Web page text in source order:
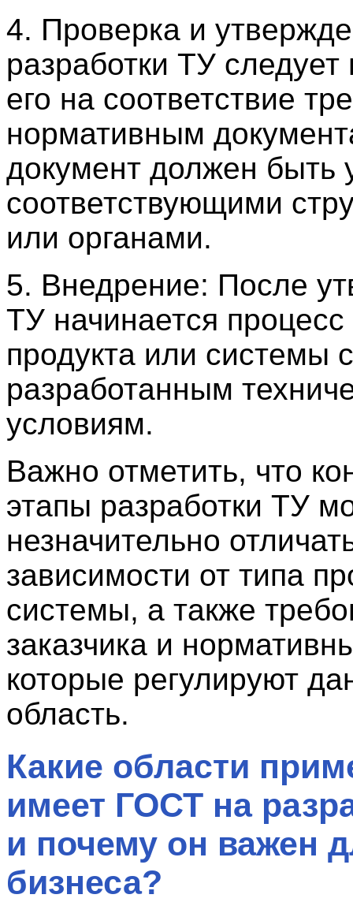
4. Проверка и
разработки ТУ следует
его на соответствие
нормативным
документ должен быть
соответствующими
или органами.
5. Внедрение: После
ТУ начинается
продукта или системы
разработанным
условиям.
Важно отметить, что
этапы разработки ТУ
незначительно
зависимости от типа
системы, а также
заказчика и
которые регулируют
область.
Какие области
имеет ГОСТ на
и почему он важен
бизнеса?